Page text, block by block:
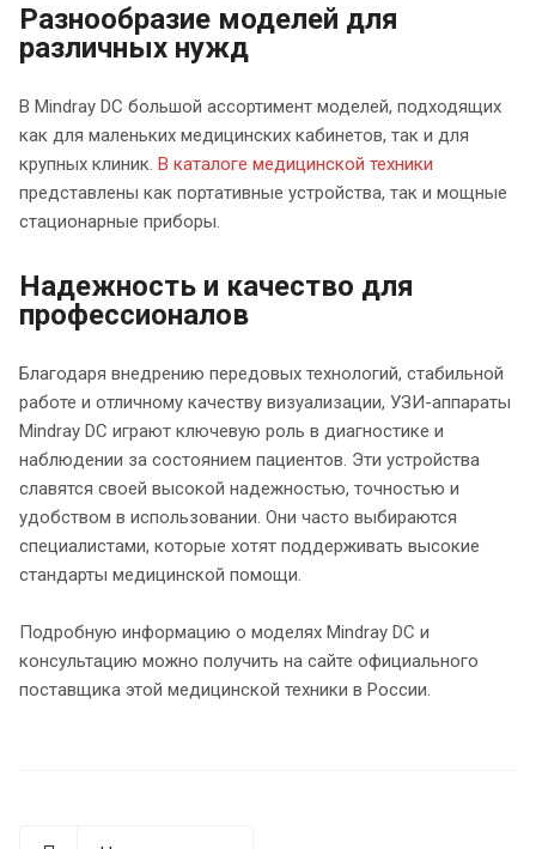
Разнообразие моделей для
различных нужд
В Mindray DC большой ассортимент моделей, подходящих
как для маленьких медицинских кабинетов, так и для
крупных клиник. В каталоге медицинской техники
представлены как портативные устройства, так и мощные
стационарные приборы.
Надежность и качество для
профессионалов
Благодаря внедрению передовых технологий, стабильной
работе и отличному качеству визуализации, УЗИ-аппараты
Mindray DC играют ключевую роль в диагностике и
наблюдении за состоянием пациентов. Эти устройства
славятся своей высокой надежностью, точностью и
удобством в использовании. Они часто выбираются
специалистами, которые хотят поддерживать высокие
стандарты медицинской помощи.
Подробную информацию о моделях Mindray DC и
консультацию можно получить на сайте официального
поставщика этой медицинской техники в России.